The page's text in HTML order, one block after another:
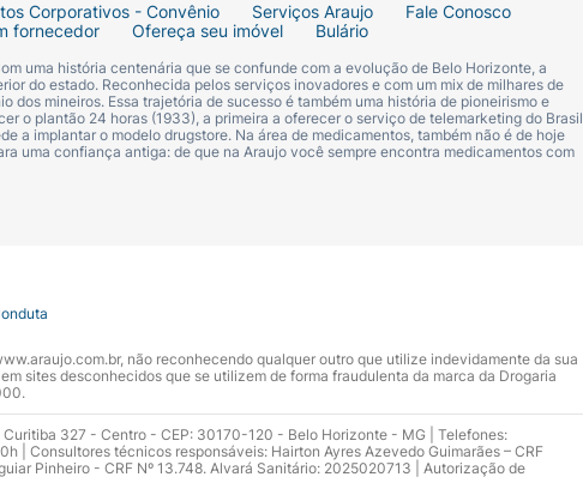
Corporativos - Convênio Serviços Araujo
Fale Conosco
fornecedor Ofereça seu imóvel Bulário
uma história centenária que se confunde com a evolução de Belo Horizonte, a
do estado. Reconhecida pelos serviços inovadores e com um mix de milhares de
mineiros. Essa trajetória de sucesso é também uma história de pioneirismo e
o plantão 24 horas (1933), a primeira a oferecer o serviço de telemarketing do Brasil
a implantar o modelo drugstore. Na área de medicamentos, também não é de hoje
uma confiança antiga: de que na Araujo você sempre encontra medicamentos com
não reconhecendo qualquer outro que utilize indevidamente da sua
sites desconhecidos que se utilizem de forma fraudulenta da marca da Drogaria
327 - Centro - CEP: 30170-120 - Belo Horizonte - MG | Telefones:
Consultores técnicos responsáveis: Hairton Ayres Azevedo Guimarães – CRF
Pinheiro - CRF Nº 13.748. Alvará Sanitário: 2025020713 | Autorização de